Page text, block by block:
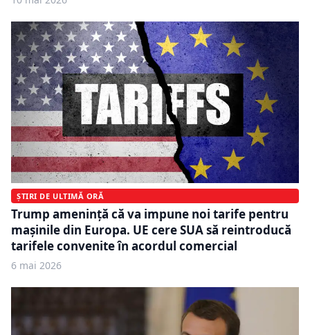
ȘTIRI DE ULTIMĂ ORĂ
Trump amenință că va impune noi tarife pentru
mașinile din Europa. UE cere SUA să reintroducă
tarifele convenite în acordul comercial
6 mai 2026